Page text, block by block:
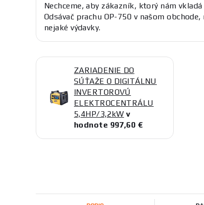
Nechceme, aby zákazník, ktorý nám
Odsávač prachu OP-750 v našom
nejaké výdavky.
ZARIADENIE DO
SÚŤAŽE O DIGITÁLNU
INVERTOROVÚ
ELEKTROCENTRÁLU
5,4HP/3,2kW v
hodnote 997,60 €